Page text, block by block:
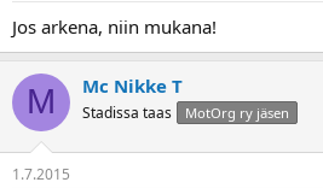
Jos arkena, niin mukana!
M Mc Nikke T
Stadissa taas MotOrg ry jäsen
1.7.2015